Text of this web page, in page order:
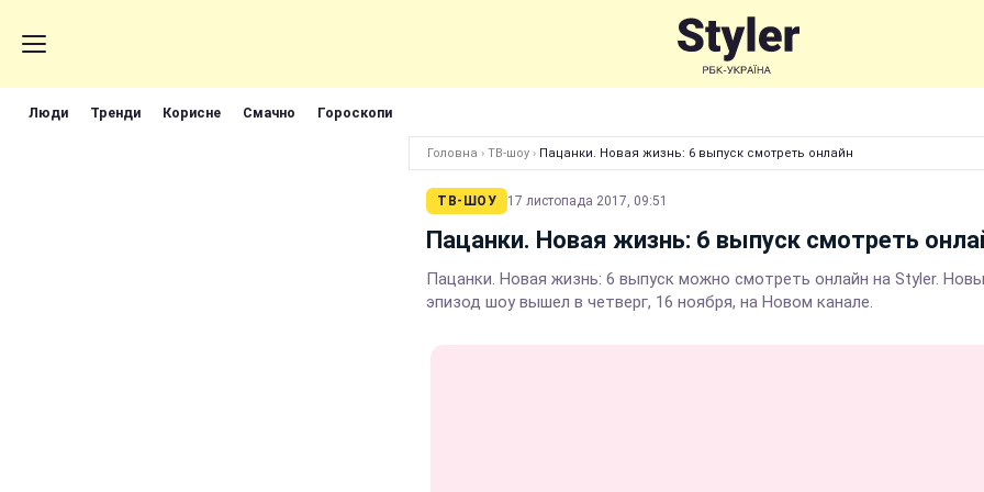
Люди Тренди Корисне Смачно Гороскопи
Головна › ТВ-шоу › Пацанки. Новая жизнь: 6 выпуск смотреть онлайн
ТВ-ШОУ 17 листопада 2017, 09:51
Пацанки. Новая жизнь: 6 выпуск смотреть
Пацанки. Новая жизнь: 6 выпуск можно смотреть онлайн на Styler.
эпизод шоу вышел в четверг, 16 ноября, на Новом канале.